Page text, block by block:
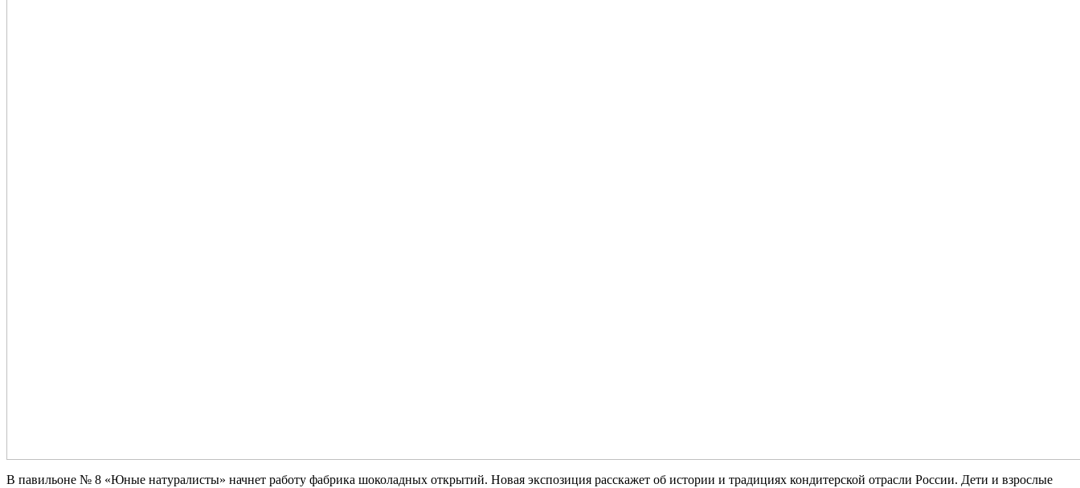
В павильоне № 8 «Юные натуралисты» начнет работу фабрика шоколадных открытий. Новая экспозиция расскажет об истории и традициях кондитерской отрасли России. Дети и взрослые